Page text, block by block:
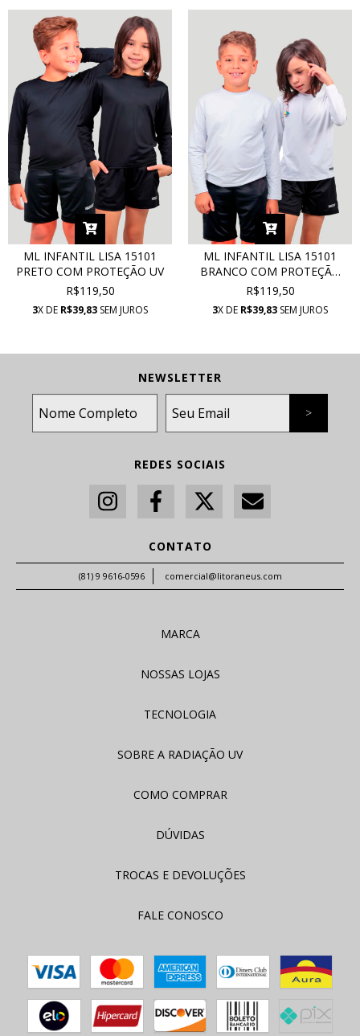
ML INFANTIL LISA 15101
PRETO COM PROTEÇÃO UV
R$119,50
3X DE R$39,83 SEM JUROS
ML INFANTIL LISA 15101
BRANCO COM PROTEÇÃO
UV
R$119,50
3X DE R$39,83 SEM JUROS
NEWSLETTER
REDES SOCIAIS
CONTATO
(81) 9 9616-0596 comercial@litoraneus.com
MARCA
NOSSAS LOJAS
TECNOLOGIA
SOBRE A RADIAÇÃO UV
COMO COMPRAR
DÚVIDAS
TROCAS E DEVOLUÇÕES
FALE CONOSCO